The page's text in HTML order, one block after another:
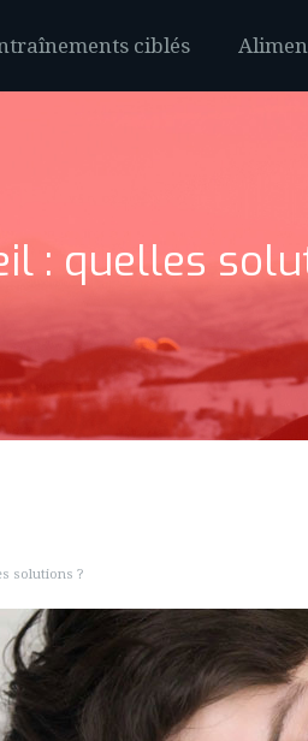
ciblés
: quelles
solutions ?